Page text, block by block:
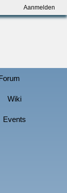
Aanmelden